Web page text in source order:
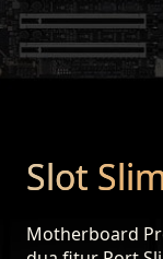
Slot
Motherboard